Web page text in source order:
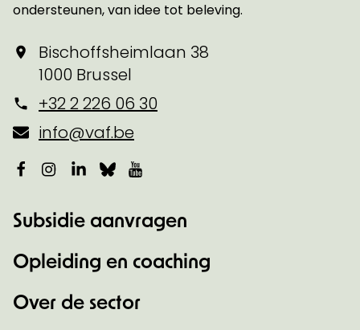
ondersteunen, van idee tot beleving.
Bischoffsheimlaan 38
1000 Brussel
+32 2 226 06 30
info@vaf.be
Facebook
Instagram
LinkedIn
Bluesky
Subsidie aanvragen
Opleiding en coaching
Over de sector